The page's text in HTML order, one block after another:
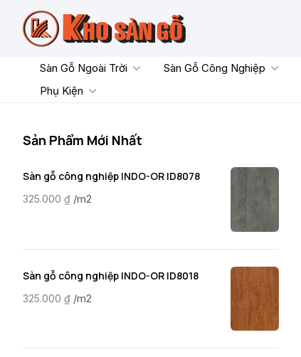
content
Sàn Gỗ Ngoài Trời Sàn Gỗ Công Nghiệp
Phụ Kiện
Sản Phẩm Mới Nhất
Sàn gỗ công nghiệp INDO-OR ID8078
325.000 ₫ /m2
Sàn gỗ công nghiệp INDO-OR ID8018
325.000 ₫ /m2